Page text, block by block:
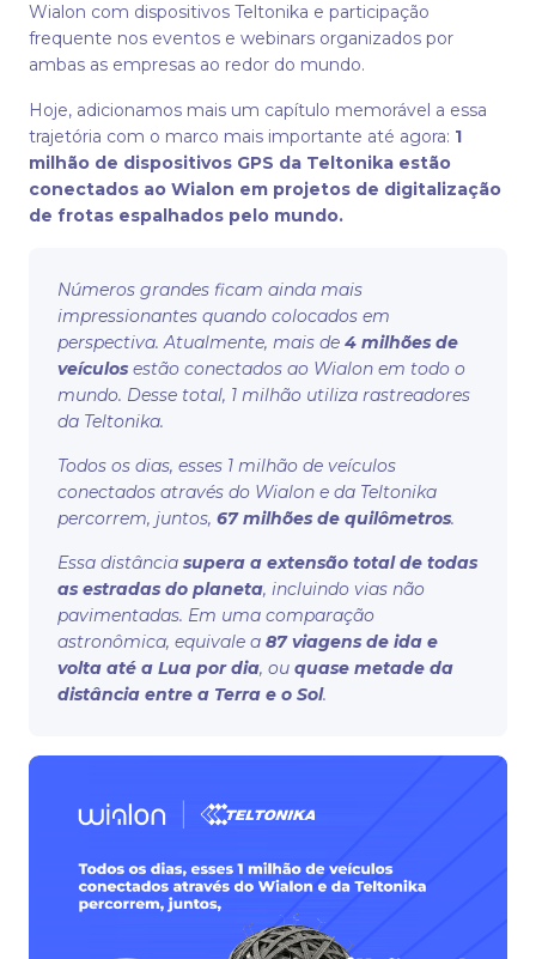
Wialon com dispositivos Teltonika e participação
frequente nos eventos e webinars organizados por
ambas as empresas ao redor do mundo.
Hoje, adicionamos mais um capítulo memorável a essa
trajetória com o marco mais importante até agora: 1
milhão de dispositivos GPS da Teltonika estão
conectados ao Wialon em projetos de digitalização
de frotas espalhados pelo mundo.
Números grandes ficam ainda mais
impressionantes quando colocados em
perspectiva. Atualmente, mais de 4 milhões de
veículos estão conectados ao Wialon em todo o
mundo. Desse total, 1 milhão utiliza rastreadores
da Teltonika.
Todos os dias, esses 1 milhão de veículos
conectados através do Wialon e da Teltonika
percorrem, juntos, 67 milhões de quilômetros.
Essa distância supera a extensão total de todas
as estradas do planeta, incluindo vias não
pavimentadas. Em uma comparação
astronômica, equivale a 87 viagens de ida e
volta até a Lua por dia, ou quase metade da
distância entre a Terra e o Sol.